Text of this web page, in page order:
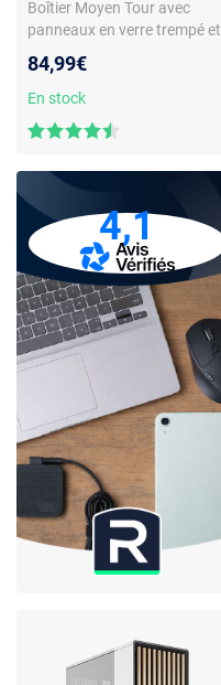
Boîtier Moyen Tour avec
panneaux en verre trempé et
84,99€
En stock
4,1